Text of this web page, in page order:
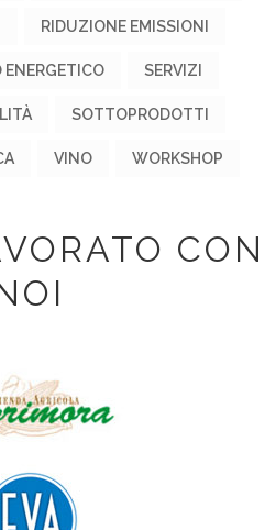
RIDUZIONE EMISSIONI
ENERGETICO SERVIZI
SOTTOPRODOTTI
VINO WORKSHOP
CON